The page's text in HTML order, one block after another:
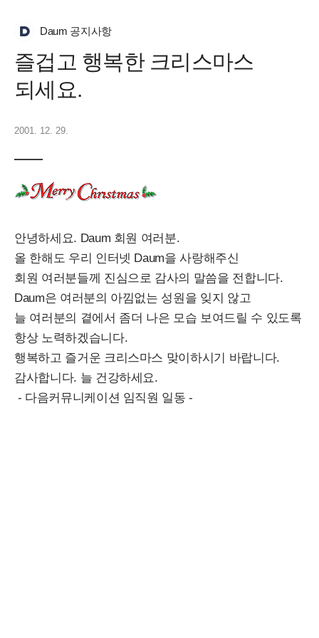
Daum 공지사항
즐겁고 행복한 크리스마스
되세요.
2001. 12. 29.
안녕하세요. Daum 회원 여러분.
올 한해도 우리 인터넷 Daum을 사랑해주신
회원 여러분들께 진심으로 감사의 말씀을 전합니다.
Daum은 여러분의 아낌없는 성원을 잊지 않고
늘 여러분의 곁에서 좀더 나은 모습 보여드릴 수 있도록
항상 노력하겠습니다.
행복하고 즐거운 크리스마스 맞이하시기 바랍니다.
감사합니다. 늘 건강하세요.
- 다음커뮤니케이션 임직원 일동 -